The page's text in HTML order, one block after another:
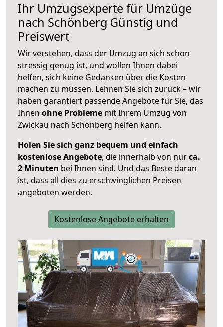
Ihr Umzugsexperte für Umzüge
nach Schönberg Günstig und
Preiswert
Wir verstehen, dass der Umzug an sich schon
stressig genug ist, und wollen Ihnen dabei
helfen, sich keine Gedanken über die Kosten
machen zu müssen. Lehnen Sie sich zurück – wir
haben garantiert passende Angebote für Sie, das
Ihnen ohne Probleme mit Ihrem Umzug von
Zwickau nach Schönberg helfen kann.
Holen Sie sich ganz bequem und einfach
kostenlose Angebote, die innerhalb von nurca.
2 Minuten bei Ihnen sind. Und das Beste daran
ist, dass all dies zu erschwinglichen Preisen
angeboten werden.
Kostenlose Angebote erhalten